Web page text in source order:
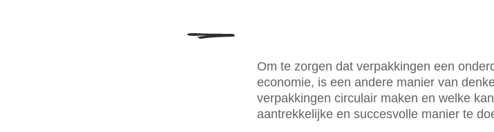
Om te zorgen dat verpakkingen een
economie, is een andere manier van
verpakkingen circulair maken en welke
aantrekkelijke en succesvolle manier te